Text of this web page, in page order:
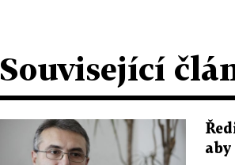
Související